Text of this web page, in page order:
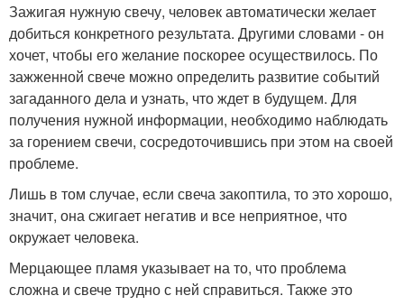
Зажигая нужную свечу, человек автоматически желает
добиться конкретного результата. Другими словами - он
хочет, чтобы его желание поскорее осуществилось. По
зажженной свече можно определить развитие событий
загаданного дела и узнать, что ждет в будущем. Для
получения нужной информации, необходимо наблюдать
за горением свечи, сосредоточившись при этом на своей
проблеме.
Лишь в том случае, если свеча закоптила, то это хорошо,
значит, она сжигает негатив и все неприятное, что
окружает человека.
Мерцающее пламя указывает на то, что проблема
сложна и свече трудно с ней справиться. Также это